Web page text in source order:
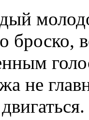
броско,
не